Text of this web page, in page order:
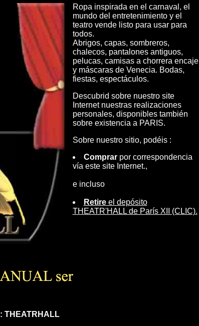
Ropa inspirada en el carnaval, el
mundo del entretenimiento y el
teatro vende listo para usar para
todos.
Abrigos, capas, sombreros,
chalecos, pantalones antiguos,
pelucas, camisas a chorrera encaje
y máscaras de Venecia. Bodas,
fiestas, espectáculos.
Descubrid sobre nuestro site
Internet nuestras realizaciones
personales, disponibles también
sobre existencia a PARIS.
Sobre nuestro sitio, podéis :
Comprarpor correspondencia
vía este site Internet.,
e incluso
Retireel depósito
THEATR'HALL de París XII (CLIC).
: THEATRHALL